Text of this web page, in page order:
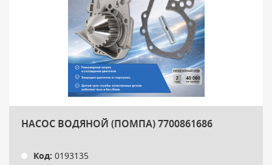
НАСОС ВОДЯНОЙ (ПОМПА) 7700861686
Код: 0193135